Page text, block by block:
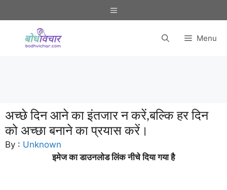
to
Menu
Menu
अच्छे दिन आने का इंतजार न करें,बल्कि हर दिन
को अच्छा बनाने का प्रयास करें।
By : Unknown
इमेज का डाउनलोड लिंक नीचे दिया गया है